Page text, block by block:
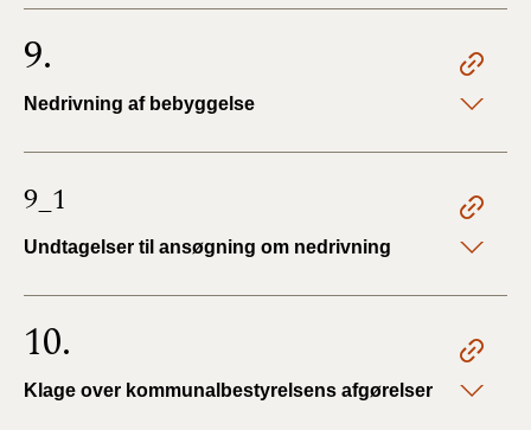
9.
Nedrivning af bebyggelse
9_1
Undtagelser til ansøgning om nedrivning
10.
Klage over kommunalbestyrelsens afgørelser